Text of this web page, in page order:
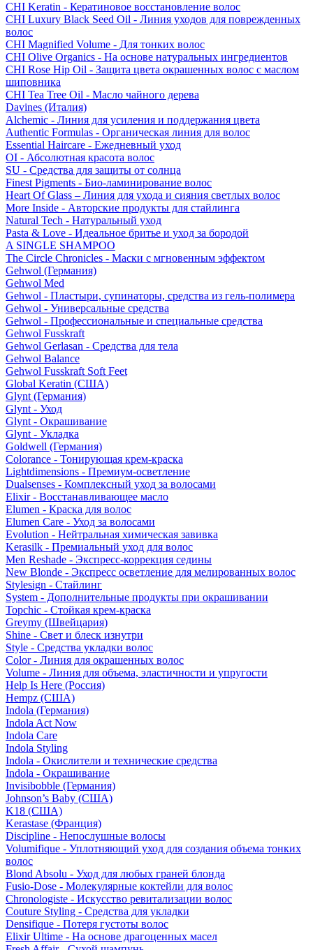
CHI Keratin - Кератиновое восстановление волос
CHI Luxury Black Seed Oil - Линия уходов для поврежденных
волос
CHI Magnified Volume - Для тонких волос
CHI Olive Organics - На основе натуральных ингредиентов
CHI Rose Hip Oil - Защита цвета окрашенных волос с маслом
шиповника
CHI Tea Tree Oil - Масло чайного дерева
Davines (Италия)
Alchemic - Линия для усиления и поддержания цвета
Authentic Formulas - Органическая линия для волос
Essential Haircare - Eжедневный уход
OI - Абсолютная красота волос
SU - Средства для защиты от солнца
Finest Pigments - Био-ламинирование волос
Heart Of Glass – Линия для ухода и сияния светлых волос
More Inside - Авторские продукты для стайлинга
Natural Tech - Натуральный уход
Pasta & Love - Идеальное бритье и уход за бородой
A SINGLE SHAMPOO
The Circle Chronicles - Маски с мгновенным эффектом
Gehwol (Германия)
Gehwol Med
Gehwol - Пластыри, супинаторы, средства из гель-полимера
Gehwol - Универсальные средства
Gehwol - Профессиональные и специальные средства
Gehwol Fusskraft
Gehwol Gerlasan - Средства для тела
Gehwol Balance
Gehwol Fusskraft Soft Feet
Global Keratin (США)
Glynt (Германия)
Glynt - Уход
Glynt - Окрашивание
Glynt - Укладка
Goldwell (Германия)
Colorance - Тонирующая крем-краска
Lightdimensions - Премиум-осветление
Dualsenses - Комплексный уход за волосами
Elixir - Восстанавливающее масло
Elumen - Краска для волос
Elumen Care - Уход за волосами
Evolution - Нейтральная химическая завивка
Kerasilk - Премиальный уход для волос
Men Reshade - Экспресс-коррекция седины
New Blonde - Экспресс осветление для мелированных волос
Stylesign - Стайлинг
System - Дополнительные продукты при окрашивании
Topchic - Стойкая крем-краска
Greymy (Швейцария)
Shine - Свет и блеск изнутри
Style - Средства укладки волос
Color - Линия для окрашенных волос
Volume - Линия для объема, эластичности и упругости
Help Is Here (Россия)
Hempz (США)
Indola (Германия)
Indola Act Now
Indola Care
Indola Styling
Indola - Окислители и технические средства
Indola - Окрашивание
Invisibobble (Германия)
Johnson’s Baby (США)
K18 (США)
Kerastase (Франция)
Discipline - Непослушные волосы
Volumifique - Уплотняющий уход для создания объема тонких
волос
Blond Absolu - Уход для любых граней блонда
Fusio-Dose - Молекулярные коктейли для волос
Chronologiste - Искусство ревитализации волос
Couture Styling - Средства для укладки
Densifique - Потеря густоты волос
Elixir Ultime - На основе драгоценных масел